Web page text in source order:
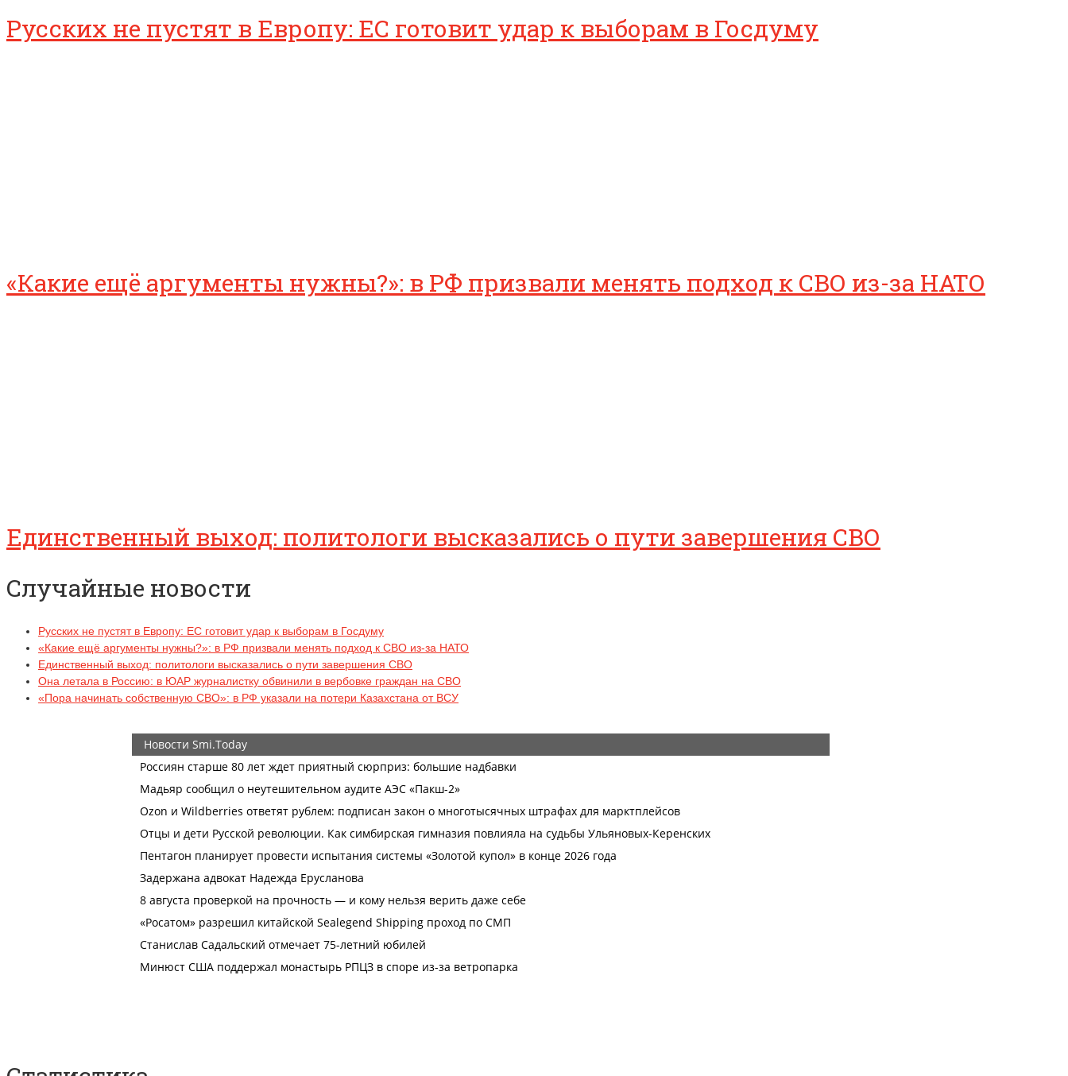
Русских не пустят в Европу: ЕС готовит удар к выборам в Госдуму
«Какие ещё аргументы нужны?»: в РФ призвали менять подход к СВО из-за НАТО
Единственный выход: политологи высказались о пути завершения СВО
Случайные новости
Русских не пустят в Европу: ЕС готовит удар к выборам в Госдуму
«Какие ещё аргументы нужны?»: в РФ призвали менять подход к СВО из-за НАТО
Единственный выход: политологи высказались о пути завершения СВО
Она летала в Россию: в ЮАР журналистку обвинили в вербовке граждан на СВО
«Пора начинать собственную СВО»: в РФ указали на потери Казахстана от ВСУ